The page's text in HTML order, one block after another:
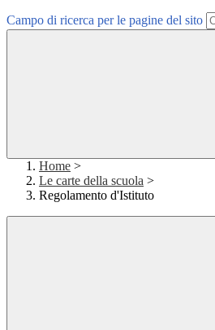
Campo di ricerca per le pagine del sito
Home >
Le carte della scuola >
Regolamento d'Istituto